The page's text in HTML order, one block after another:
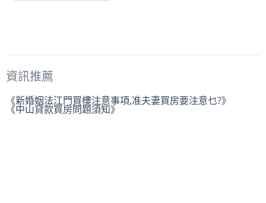
資訊推薦
《新婚姻法江門買樓注意事項,准夫妻買房要注意乜?》
《中山貸款買房問題須知》